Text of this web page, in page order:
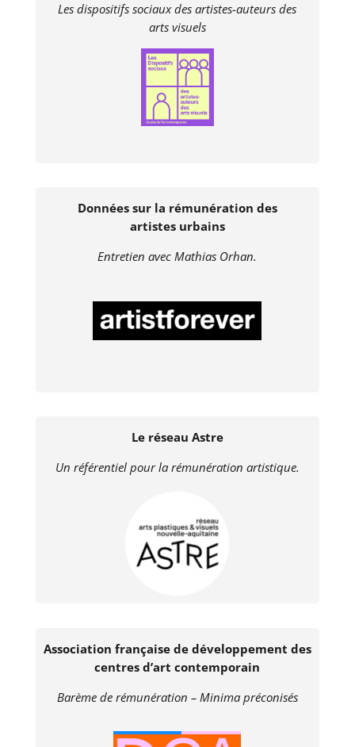
Les dispositifs sociaux des artistes-auteurs des
arts visuels
Données sur la rémunération des
artistes urbains
Entretien avec Mathias Orhan.
Le réseau Astre
Un référentiel pour la rémunération artistique.
Association française de développement des
centres d’art contemporain
Barème de rémunération – Minima préconisés